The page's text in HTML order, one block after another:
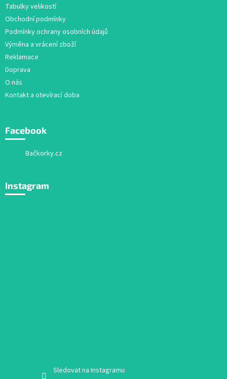
Tabulky velikostí
Obchodní podmínky
Podmínky ochrany osobních údajů
Výměna a vrácení zboží
Reklamace
Doprava
O nás
Kontakt a otevírací doba
Facebook
Bačkorky.cz
Instagram
Sledovat na Instagramu